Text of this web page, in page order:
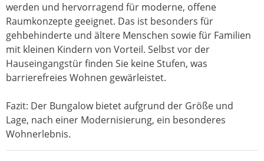
werden und hervorragend für moderne, offene
Raumkonzepte geeignet. Das ist besonders für
gehbehinderte und ältere Menschen sowie für Familien
mit kleinen Kindern von Vorteil. Selbst vor der
Hauseingangstür finden Sie keine Stufen, was
barrierefreies Wohnen gewärleistet.
Fazit: Der Bungalow bietet aufgrund der Größe und
Lage, nach einer Modernisierung, ein besonderes
Wohnerlebnis.